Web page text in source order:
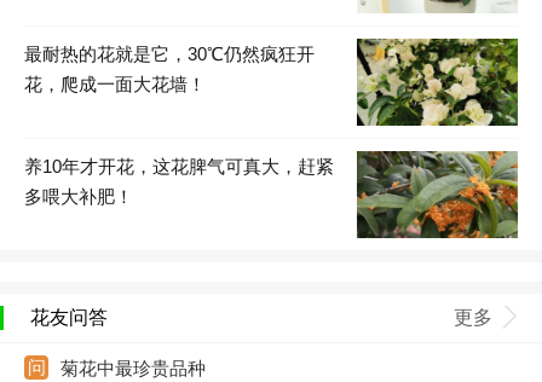
最耐热的花就是它，30℃仍然疯狂开
花，爬成一面大花墙！
养10年才开花，这花脾气可真大，赶紧
多喂大补肥！
花友问答 更多
菊花中最珍贵品种